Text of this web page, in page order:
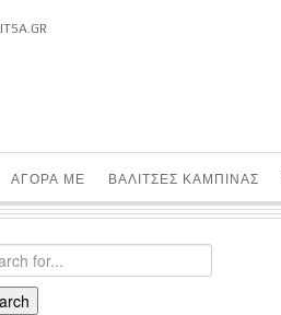
ΑΓΟΡΑ ΜΕ ΒΑΛΙΤΣΕΣ ΚΑΜΠΙΝΑΣ